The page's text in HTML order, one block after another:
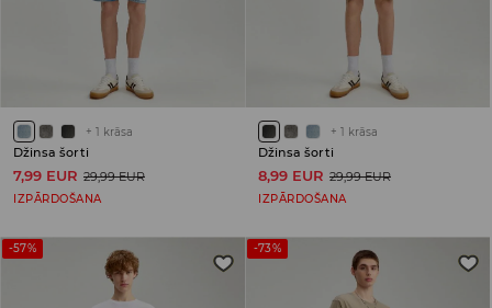
+ 1 krāsa
Džinsa šorti
7,99 EUR 29,99 EUR
IZPĀRDOŠANA
+ 1 krāsa
Džinsa šorti
8,99 EUR 29,99 EUR
IZPĀRDOŠANA
-57% -73%